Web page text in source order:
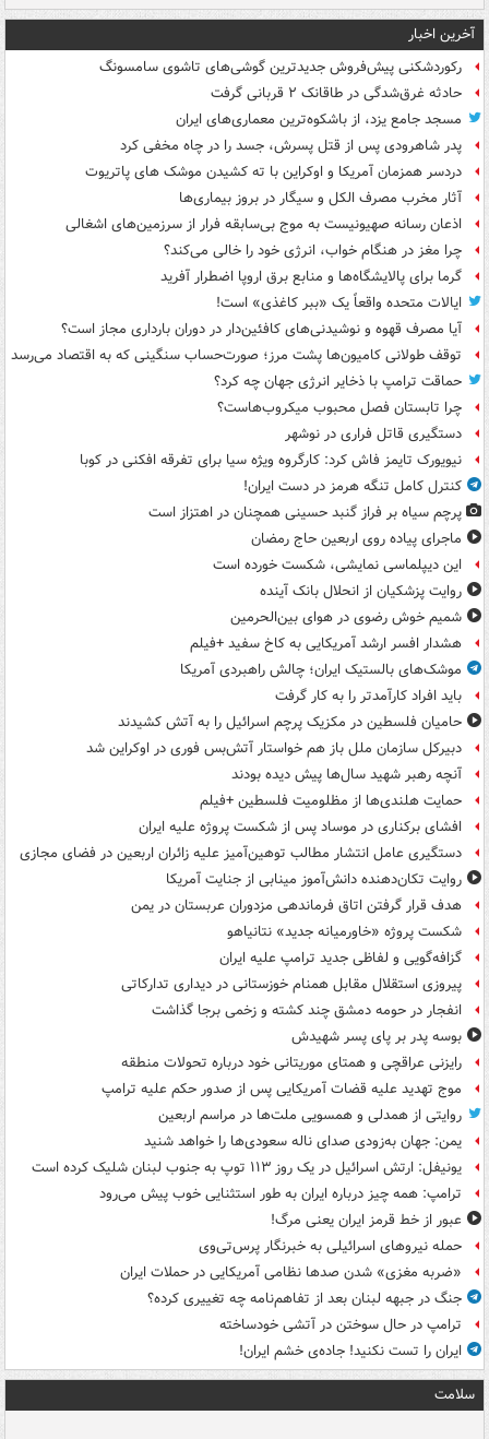
آخرین اخبار
رکوردشکنی پیش‌فروش جدیدترین گوشی‌های تاشوی سامسونگ
حادثه غرق‌شدگی در طاقانک ۲ قربانی گرفت
مسجد جامع یزد، از باشکوه‌ترین معماری‌های ایران
پدر شاهرودی پس از قتل پسرش، جسد را در چاه مخفی کرد
دردسر همزمان آمریکا و اوکراین با ته کشیدن موشک های پاتریوت
آثار مخرب مصرف الکل و سیگار در بروز بیماری‌ها
اذعان رسانه صهیونیست به موج بی‌سابقه فرار از سرزمین‌های اشغالی
چرا مغز در هنگام خواب، انرژی خود را خالی می‌کند؟
گرما برای پالایشگاه‌ها و منابع برق اروپا اضطرار آفرید
ایالات متحده واقعاً یک «ببر کاغذی» است!
آیا مصرف قهوه و نوشیدنی‌های کافئین‌دار در دوران بارداری مجاز است؟
توقف طولانی کامیون‌ها پشت مرز؛ صورت‌حساب سنگینی که به اقتصاد می‌رسد
حماقت ترامپ با ذخایر انرژی جهان چه کرد؟
چرا تابستان فصل محبوب میکروب‌هاست؟
دستگیری قاتل فراری در نوشهر
نیویورک تایمز فاش کرد: کارگروه ویژه سیا برای تفرقه افکنی در کوبا
کنترل کامل تنگه هرمز در دست ایران!
پرچم سیاه بر فراز گنبد حسینی همچنان در اهتزاز است
ماجرای پیاده روی اربعین حاج رمضان
این دیپلماسی نمایشی، شکست خورده است
روایت پزشکیان از انحلال بانک آینده
شمیم خوش رضوی در هوای بین‌الحرمین
هشدار افسر ارشد آمریکایی به کاخ سفید +فیلم
موشک‌های بالستیک ایران؛ چالش راهبردی آمریکا
باید افراد کارآمدتر را به کار گرفت
حامیان فلسطین در مکزیک پرچم اسرائیل را به آتش کشیدند
دبیرکل سازمان ملل باز هم خواستار آتش‌بس فوری در اوکراین شد
آنچه رهبر شهید سال‌ها پیش دیده بودند
حمایت هلندی‌ها از مظلومیت فلسطین +فیلم
افشای برکناری در موساد پس از شکست پروژه علیه ایران
دستگیری عامل انتشار مطالب توهین‌آمیز علیه زائران اربعین در فضای مجازی
روایت تکان‌دهنده دانش‌آموز مینابی از جنایت آمریکا
هدف قرار گرفتن اتاق‌ فرماندهی مزدوران عربستان در یمن
شکست پروژه «خاورمیانه جدید» نتانیاهو
گزافه‌گویی و لفاظی جدید ترامپ علیه ایران
پیروزی استقلال مقابل همنام خوزستانی در دیداری تدارکاتی
انفجار در حومه دمشق چند کشته و زخمی برجا گذاشت
بوسه‌ پدر بر پای پسر شهیدش
رایزنی عراقچی و همتای موریتانی خود درباره تحولات منطقه
موج تهدید علیه قضات آمریکایی پس از صدور حکم علیه ترامپ
روایتی از همدلی و همسویی ملت‌ها در مراسم اربعین
یمن: جهان به‌زودی صدای ناله سعودی‌ها را خواهد شنید
یونیفل: ارتش اسرائیل در یک روز ۱۱۳ توپ به جنوب لبنان شلیک کرده است
ترامپ: همه چیز درباره ایران به طور استثنایی خوب پیش می‌رود
عبور از خط قرمز ایران یعنی مرگ!
حمله نیروهای اسرائیلی به خبرنگار پرس‌تی‌وی
«ضربه مغزی» شدن صدها نظامی آمریکایی در حملات ایران
جنگ در جبهه لبنان بعد از تفاهم‌نامه چه تغییری کرده؟
ترامپ در حال سوختن در آتشی خودساخته
ایران را تست نکنید! جاده‌ی خشم ایران!
سلامت